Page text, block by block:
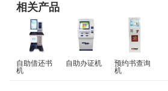
相关产品
自助借还书
机
自助办证机
预约书查询
机